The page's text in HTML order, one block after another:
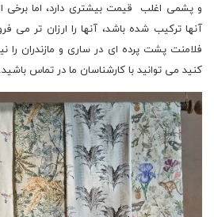
و پشمی اغلب قیمت بیشتری دارد، اما برخی
آنها ترکیب شده باشد، آنها را ارزان تر می
فلامنت پشت پرده ای در ساری و مازندران را
کنید می توانید با کارشناسان ما در تماس باشید.